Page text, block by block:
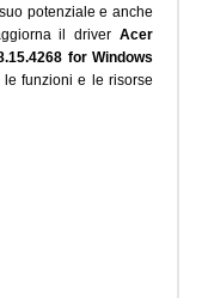
potenziale e anche
il driver Acer
for Windows
funzioni e le risorse